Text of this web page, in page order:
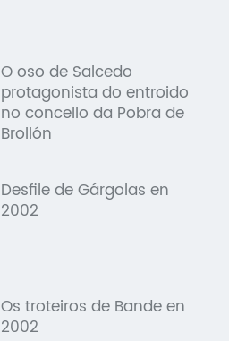
O oso de Salcedo
protagonista do entroido
no concello da Pobra de
Brollón
Desfile de Gárgolas en
2002
Os troteiros de Bande en
2002